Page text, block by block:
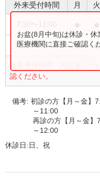
外来受付時間 月 火
12:10〜15:00 ● ●
外来受付時間・内容等につ
認ください。
お盆(8月中旬)は休診・
医療機関に直接ご確認く
備考:初診の方【月～金】
～11:00
再診の方【月～金
～12:00
休診日:日、祝